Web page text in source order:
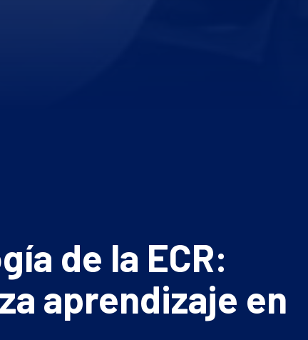
de la ECR:
aprendizaje en